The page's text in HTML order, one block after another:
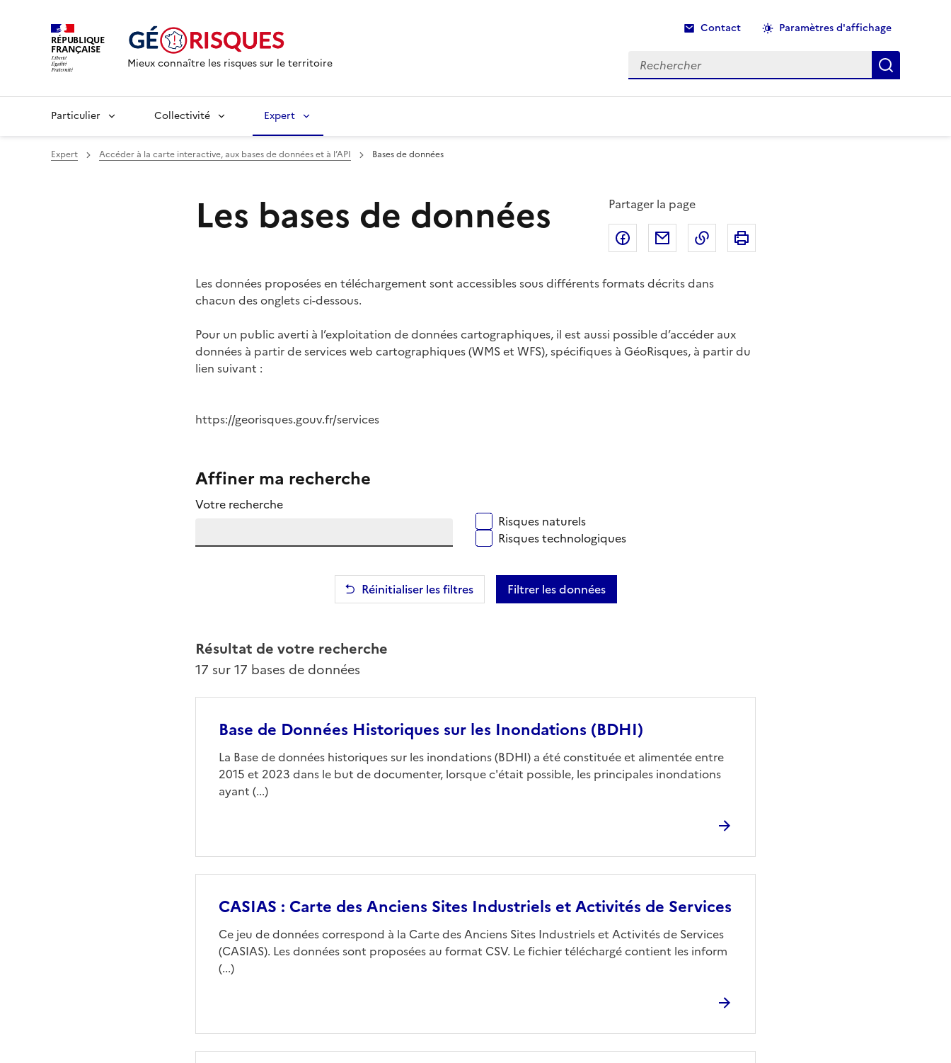
RÉPUBLIQUE
FRANÇAISE
Mieux connaître les risques sur le territoire
Contact Paramètres d'affichage
Rechercher Recherche
Particulier Collectivité Expert
Expert Accéder à la carte interactive, aux bases de données et à l’API Bases de données
Les bases de données
Partager la page
Partager sur Facebook
Partager par emailCopier dans le presse-papier
Les données proposées en téléchargement sont accessibles sous différents formats décrits dans
chacun des onglets ci-dessous.
Pour un public averti à l’exploitation de données cartographiques, il est aussi possible d’accéder aux
données à partir de services web cartographiques (WMS et WFS), spécifiques à GéoRisques, à partir du
lien suivant :
https://georisques.gouv.fr/services
Affiner ma recherche
Votre recherche
Types de risques
Risques naturels
Risques technologiques
Réinitialiser les filtres Filtrer les données
Résultat de votre recherche
17 sur 17 bases de données
Base de Données Historiques sur les Inondations (BDHI)
La Base de données historiques sur les inondations (BDHI) a été constituée et alimentée entre
2015 et 2023 dans le but de documenter, lorsque c'était possible, les principales inondations
ayant (...)
CASIAS : Carte des Anciens Sites Industriels et Activités de Services
Ce jeu de données correspond à la Carte des Anciens Sites Industriels et Activités de Services
(CASIAS). Les données sont proposées au format CSV. Le fichier téléchargé contient les inform
(...)